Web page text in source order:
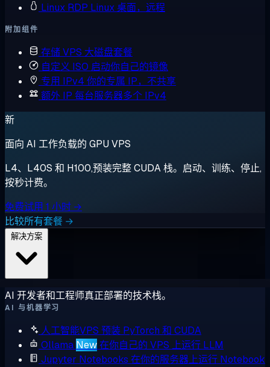
Linux RDP Linux 桌面，远程
附加组件
存储 VPS 大磁盘套餐
自定义 ISO 启动你自己的镜像
专用 IPv4 你的专属 IP，不共享
额外 IP 每台服务器多个 IPv4
新
面向 AI 工作负载的 GPU VPS
L4、L40S 和 H100,预装完整 CUDA 栈。启动、训练、停止,
按秒计费。
免费试用 1 小时 →
比较所有套餐 →
AI 开发者和工程师真正部署的技术栈。
AI 与机器学习
人工智能VPS 预装 PyTorch 和 CUDA
Ollama New在你自己的 VPS 上运行 LLM
Jupyter Notebooks 在你的服务器上运行 Notebook